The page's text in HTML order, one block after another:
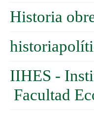
Historia
IIHES -
Facultad